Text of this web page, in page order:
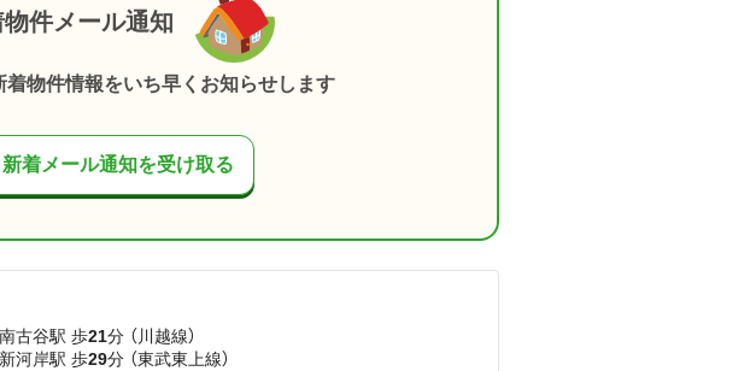
物件メール通知
着物件情報をいち早くお知らせします
新着メール通知を受け取る
南古谷駅 歩21分 （川越線）
新河岸駅 歩29分 （東武東上線）